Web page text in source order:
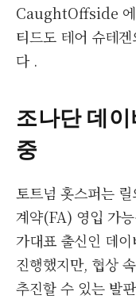
CaughtOffside 에
티드도 테어 슈테
다 .
조나단 데
중
토트넘 홋스퍼는
계약(FA) 영입 가
가대표 출신인 데
진행했지만, 협상
추진할 수 있는 발